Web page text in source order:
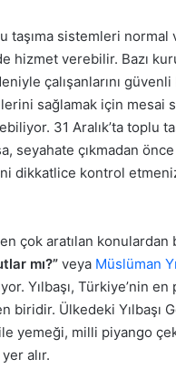
taşıma sistemleri
hizmet verebilir. Bazı
çalışanlarını
sağlamak için mesai
31 Aralık’ta toplu
seyahate çıkmadan
dikkatlice kontrol
en çok aratılan konulardan
mı?” veya Müslüman
Yılbaşı, Türkiye’nin
biridir. Ülkedeki Yılbaşı
yemeği, milli piyango
alır.